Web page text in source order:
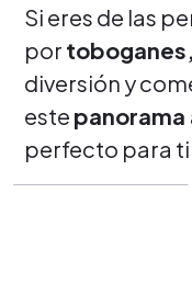
Si eres de las
por toboganes,
diversión y
este panorama
perfecto para ti.